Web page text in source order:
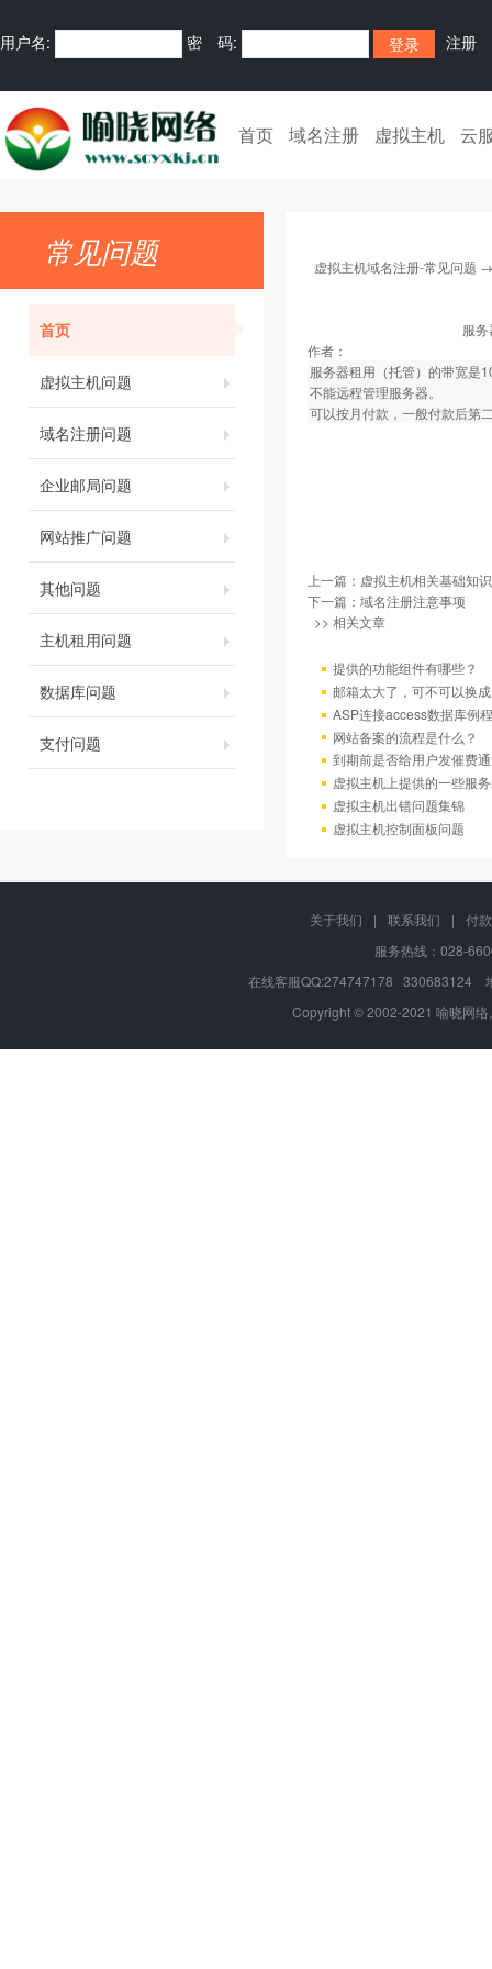
用户名: 密 码: 注册
首页 域名注册 虚拟主机 云
常见问题
首页
虚拟主机问题
域名注册问题
企业邮局问题
网站推广问题
其他问题
主机租用问题
数据库问题
支付问题
虚拟主机域名注册-常见问题
服
作者：
服务器租用（托管）的带宽是
不能远程管理服务器。
可以按月付款，一般付款后第
上一篇： 虚拟主机相关基础知识
下一篇： 域名注册注意事项
>> 相关文章
提供的功能组件有哪些？
邮箱太大了，可不可以换
ASP连接access数据库例程
网站备案的流程是什么？
到期前是否给用户发催费
虚拟主机上提供的一些服
虚拟主机出错问题集锦
虚拟主机控制面板问题
关于我们 | 联系我们 |
付
服务热线：028-
在线客服QQ:274747178 330683124
Copyright © 2002-2021 喻晓网